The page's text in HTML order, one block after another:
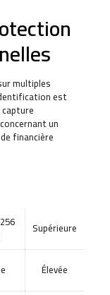
multiples
est
un
financière
Supérieure
Élevée